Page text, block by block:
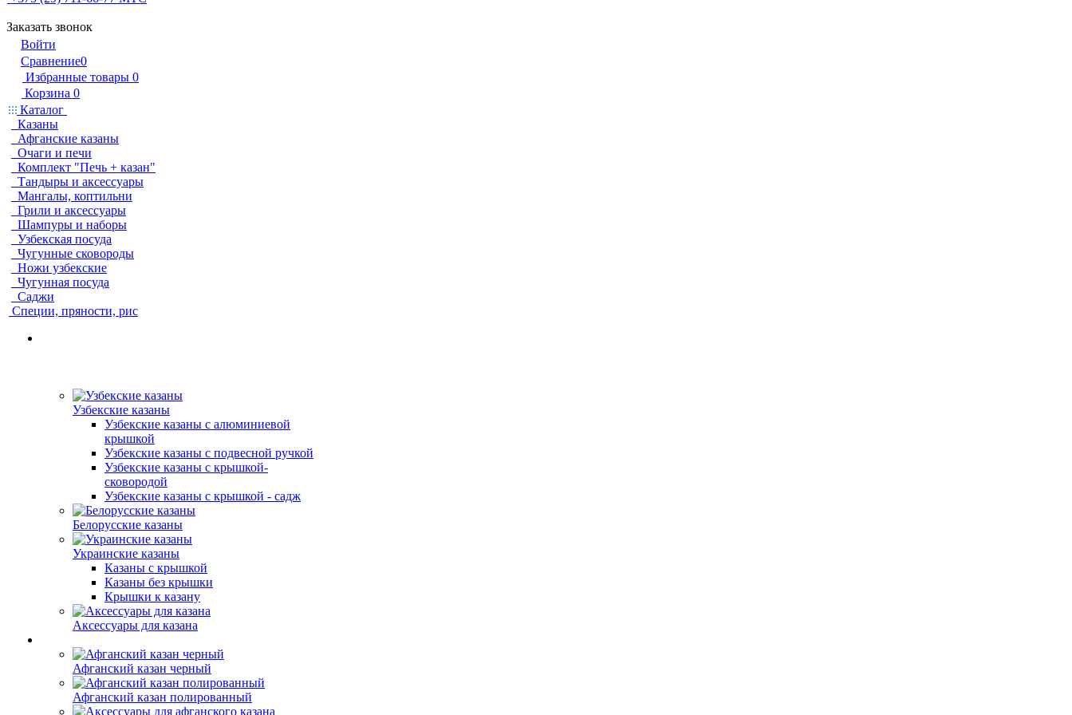
Заказать звонок
Войти
Сравнение0
Избранные товары 0
Корзина 0
Каталог
Казаны
Афганские казаны
Очаги и печи
Комплект "Печь + казан"
Тандыры и аксессуары
Мангалы, коптильни
Грили и аксессуары
Шампуры и наборы
Узбекская посуда
Чугунные сковороды
Ножи узбекские
Чугунная посуда
Саджи
Специи, пряности, рис
Узбекские казаны
Узбекские казаны с алюминиевой
крышкой
Узбекские казаны с подвесной ручкой
Узбекские казаны с крышкой-
сковородой
Узбекские казаны с крышкой - садж
Белорусские казаны
Украинские казаны
Казаны с крышкой
Казаны без крышки
Крышки к казану
Аксессуары для казана
Афганский казан черный
Афганский казан полированный